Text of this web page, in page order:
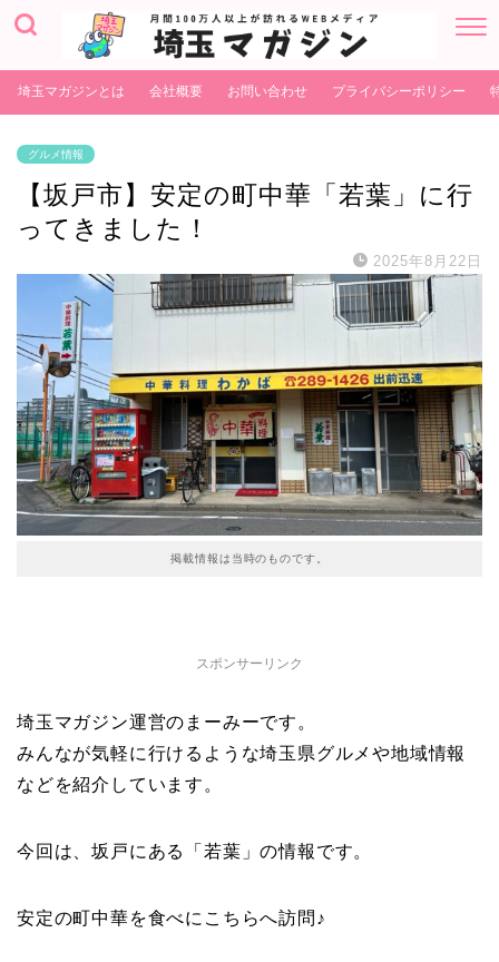
埼玉マガジンとは 会社概要 お問い合わせ プライバシーポリシー
グルメ情報
【坂戸市】安定の町中華「若葉」に行
ってきました！
2025年8月22日
掲載情報は当時のものです。
スポンサーリンク
埼玉マガジン運営のまーみーです。
みんなが気軽に行けるような埼玉県グルメや地域情報
などを紹介しています。
今回は、坂戸にある「若葉」の情報です。
安定の町中華を食べにこちらへ訪問♪